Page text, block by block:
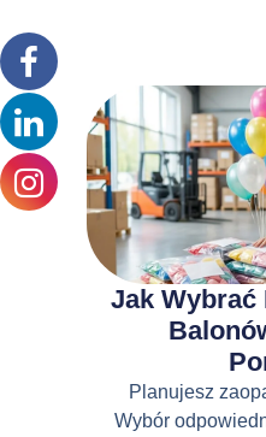
Jak Wybrać
Planujesz
Wybór